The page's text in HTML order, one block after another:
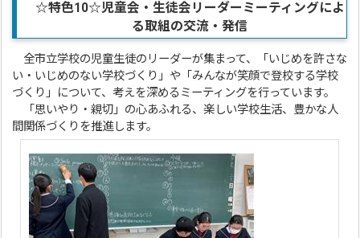
☆特色10☆児童会・生徒会リーダーミーティングによ
る取組の交流・発信
全市立学校の児童生徒のリーダーが集まって、「いじめを許さな
い・いじめのない学校づくり」や「みんなが笑顔で登校する学校
づくり」について、考えを深めるミーティングを行っています。
「思いやり・親切」の心あふれる、楽しい学校生活、豊かな人
間関係づくりを推進します。